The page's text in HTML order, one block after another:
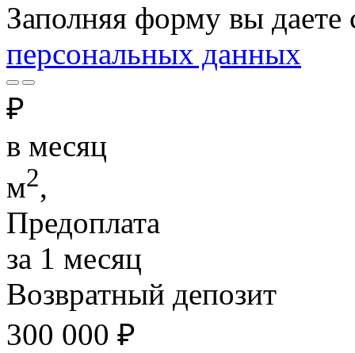
Заполняя форму вы даете
персональных данных
₽
в месяц
м2,
Предоплата
за 1 месяц
Возвратный депозит
300 000 ₽